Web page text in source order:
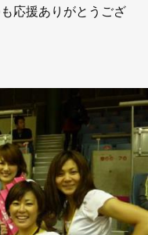
応援ありがとうござ